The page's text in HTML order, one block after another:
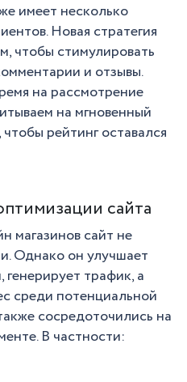
имеет несколько
Новая стратегия
чтобы стимулировать
и отзывы.
на рассмотрение
на мгновенный
рейтинг оставался
сайта
магазинов сайт не
Однако он улучшает
трафик, а
среди потенциальной
сосредоточились на
В частности: